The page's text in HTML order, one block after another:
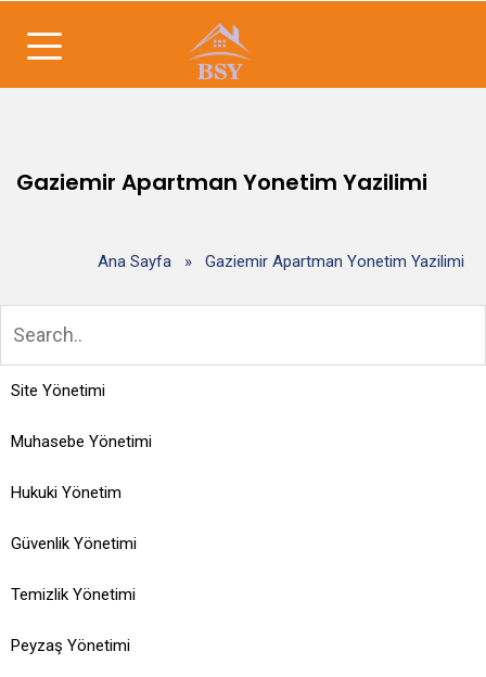
Gaziemir Apartman Yonetim Yazilimi
Ana Sayfa » Gaziemir Apartman Yonetim Yazilimi
Site Yönetimi
Muhasebe Yönetimi
Hukuki Yönetim
Güvenlik Yönetimi
Temizlik Yönetimi
Peyzaş Yönetimi